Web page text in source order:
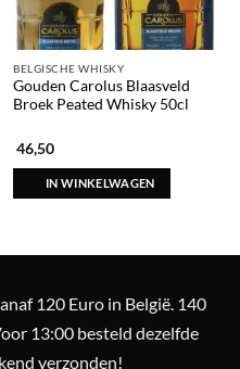
BELGISCHE WHISKY
Gouden Carolus Blaasveld
Broek Peated Whisky 50cl
46,50
IN WINKELWAGEN
120 Euro in België. 140
13:00 besteld dezelfde
verzonden!